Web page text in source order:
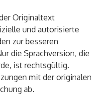
Originaltext
und autorisierte
zur besseren
die Sprachversion, die
ist rechtsgültig.
mit der originalen
ab.